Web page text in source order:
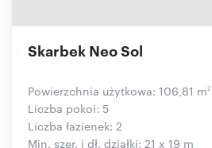
Skarbek Neo Sol
Powierzchnia użytkowa: 106,81 m2
Liczba pokoi: 5
Liczba łazienek: 2
Min. szer. i dł. działki: 21 x 19 m